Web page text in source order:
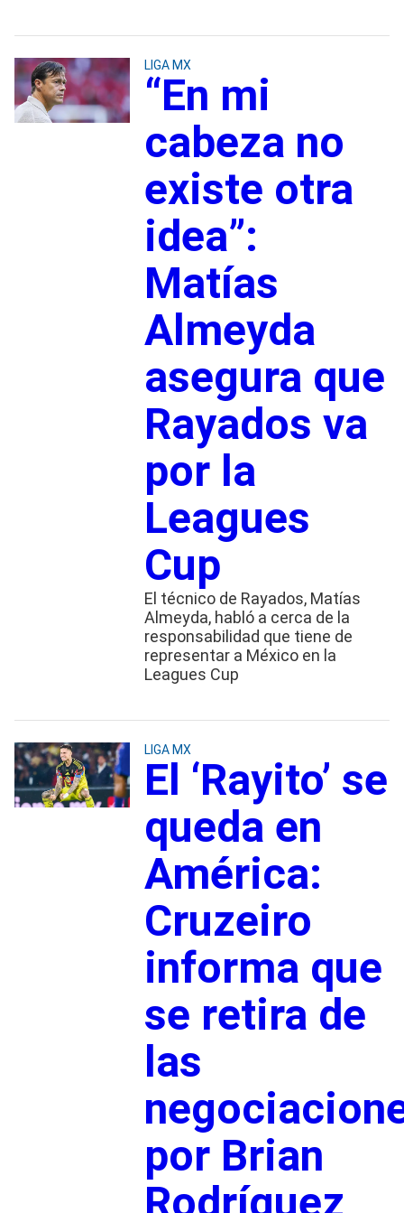
LIGA MX
“En mi
cabeza no
existe otra
idea”:
Matías
Almeyda
asegura que
Rayados va
por la
Leagues
Cup
El técnico de Rayados, Matías
Almeyda, habló a cerca de la
responsabilidad que tiene de
representar a México en la
Leagues Cup
LIGA MX
El ‘Rayito’ se
queda en
América:
Cruzeiro
informa que
se retira de
las
por Brian
Rodríguez